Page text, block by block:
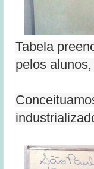
Tabela
pelos